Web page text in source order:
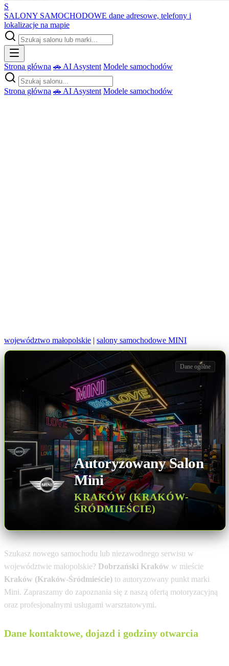
S
SALONY SAMOCHODOWE dane adresowe, telefony i
lokalizacje na mapie
Strona główna 🚗 AI Asystent Modele samochodów
Strona główna 🚗 AI Asystent Modele samochodów
województwo małopolskie | salony samochodowe MINI
Autoryzowany Salon
Mini
KRAKÓW (KRAKÓW-
ŚRÓDMIEŚCIE)
Dane ogólne
Szukasz nowego samochodu lub niezawodnego serwisu w
województwie małopolskie? Dobrzański Kraków w mieście
Kraków (Kraków-Śródmieście) to autoryzowany punkt marki
Mini. Zapraszamy do zapoznania się z naszą ofertą motoryzacyjną
oraz profesjonalnymi usługami warsztatowymi.
Dane kontaktowe, dojazd i godziny otwarcia